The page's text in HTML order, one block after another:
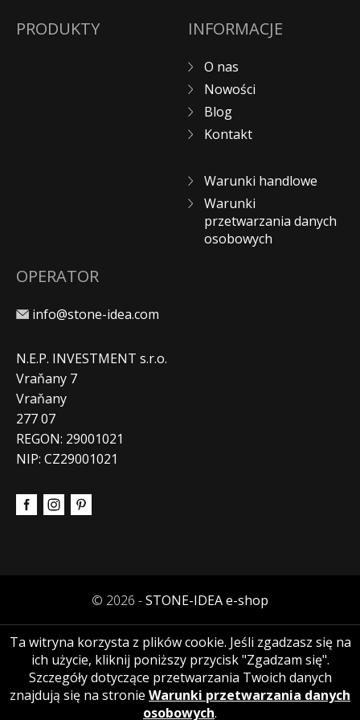
PRODUKTY INFORMACJE
O nas
Nowości
Blog
Kontakt
Warunki handlowe
Warunki
przetwarzania danych
osobowych
OPERATOR
info@stone-idea.com
N.E.P. INVESTMENT s.r.o.
Vraňany 7
Vraňany
277 07
REGON: 29001021
NIP: CZ29001021
© 2026 -STONE-IDEA e-shop
Ta witryna korzysta z plików cookie. Jeśli zgadzasz się na
ich użycie, kliknij poniższy przycisk "Zgadzam się".
Szczegóły dotyczące przetwarzania Twoich danych
znajdują się na stronie Warunki przetwarzania danych
osobowych.